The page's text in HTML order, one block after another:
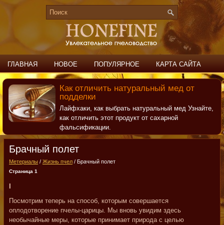
ГЛАВНАЯ НОВОЕ ПОПУЛЯРНОЕ КАРТА САЙТА
ПОИСК КОНТАКТЫ
Как отличить натуральный мед от
подделки
Лайфхаки, как выбрать натуральный мед Узнайте,
как отличить этот продукт от сахарной
фальсификации.
Брачный полет
Метериалы / Жизнь пчел / Брачный полет
Страница 1
Посмотрим теперь на способ, которым совершается
оплодотворение пчелы-царицы. Мы вновь увидим здесь
необычайные меры, которые принимает природа с целью